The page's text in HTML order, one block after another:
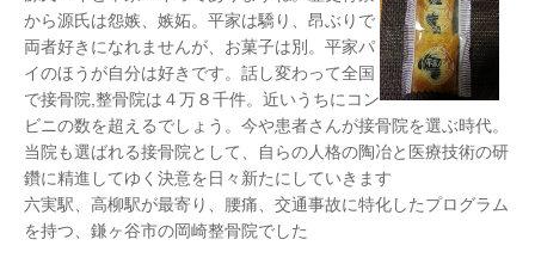
から源氏は怨嫉、嫉妬。平家は驕り、昂ぶりで
両者好きになれませんが、お菓子は別。平家パ
イのほうが自分は好きです。話し変わって全国
で接骨院,整骨院は４万８千件。近いうちにコン
ビニの数を超えるでしょう。今や患者さんが接骨院を選ぶ時代。
当院も選ばれる接骨院として、自らの人格の陶冶と医療技術の研
鑽に精進してゆく決意を日々新たにしていきます
六実駅、高柳駅が最寄り、腰痛、交通事故に特化したプログラム
を持つ、鎌ヶ谷市の岡崎整骨院でした